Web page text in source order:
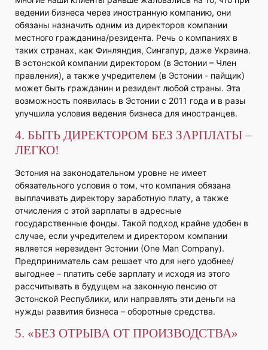
ведении бизнеса через иностранную компанию, они
обязаны назначить одним из директоров компании
местного гражданина/резидента. Речь о компаниях в
таких странах, как Финляндия, Сингапур, даже Украина.
В эстонской компании директором (в Эстонии – Член
правления), а также учредителем (в Эстонии - пайщик)
может быть гражданин и резидент любой страны. Эта
возможность появилась в Эстонии с 2011 года и в разы
улучшила условия ведения бизнеса для иностранцев.
4. БЫТЬ ДИРЕКТОРОМ БЕЗ ЗАРПЛАТЫ –
ЛЕГКО!
Эстония на законодательном уровне не имеет
обязательного условия о том, что компания обязана
выплачивать директору заработную плату, а также
отчисления с этой зарплаты в адресные
государственные фонды. Такой подход крайне удобен в
случае, если учредителем и директором компании
является нерезидент Эстонии (Оne Man Company).
Предприниматель сам решает что для него удобнее/
выгоднее – платить себе зарплату и исходя из этого
рассчитывать в будущем на законную пенсию от
Эстонской Республики, или направлять эти деньги на
нужды развития бизнеса – оборотные средства.
5. «БЕЗ ОТРЫВА ОТ ПРОИЗВОДСТВА»